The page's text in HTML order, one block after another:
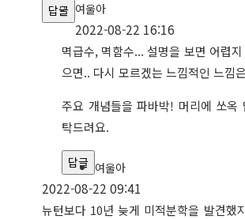
답글 여울아
2022-08-22 16:16
멱급수, 멱함수... 설명을 보면 어렵
으면.. 다시 모르겠는 느낌적인 느낌
주요 개념들을 파바박! 머리에 쏘옥
탁드려요.
답글 여울아
2022-08-22 09:41
뉴턴보다 10년 늦게 미적분학을 발견했